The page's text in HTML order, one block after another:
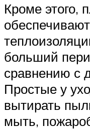
Кроме этого,
больший
сравнению с
Простые у
вытирать
мыть,